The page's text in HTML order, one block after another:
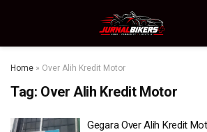
Home » Over Alih Kredit Motor
Tag: Over Alih Kredit Motor
Gegara Over Alih Kredit